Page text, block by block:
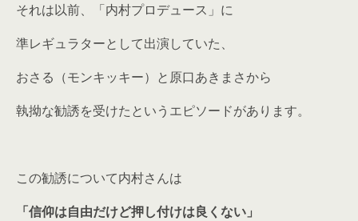
それは以前、「内村プロデュース」に
準レギュラターとして出演していた、
おさる（モンキッキー）と原口あきまさから
執拗な勧誘を受けたというエピソードがあります。
この勧誘について内村さんは
「信仰は自由だけど押し付けは良くない」